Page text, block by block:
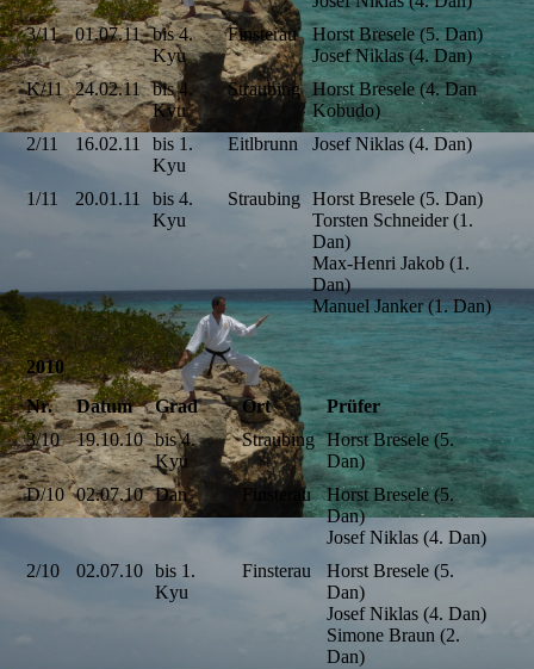
3/11
01.07.11 bis 4.
Kyu
Finsterau
Horst Bresele (5. Dan)
Josef Niklas (4. Dan)
K/11
24.02.11 bis 4.
Kyu
Straubing Horst Bresele (4. Dan
Kobudo)
2/11
16.02.11
bis 1.
Kyu
Eitlbrunn Josef Niklas (4. Dan)
1/11 20.01.11
bis 4.
Kyu
Straubing
Horst Bresele (5. Dan)
Torsten Schneider (1.
Dan)
Max-Henri Jakob (1.
Dan)
Manuel Janker (1. Dan)
2010
Nr.
Datum Grad Ort
Prüfer
3/10
19.10.10 bis 4.
Kyu
Straubing Horst Bresele (5.
Dan)
D/10
02.07.10 Dan Finsterau
Horst Bresele (5.
Dan)
Josef Niklas (4. Dan)
2/10
02.07.10
bis 1.
Kyu
Finsterau
Horst Bresele (5.
Dan)
Josef Niklas (4. Dan)
Simone Braun (2.
Dan)